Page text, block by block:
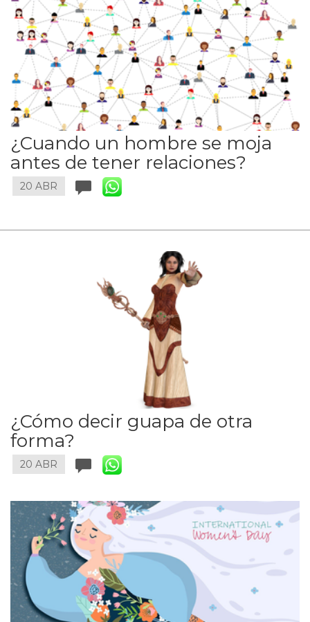
¿Cuando un hombre se moja
antes de tener relaciones?
20 ABR
¿Cómo decir guapa de otra
forma?
20 ABR